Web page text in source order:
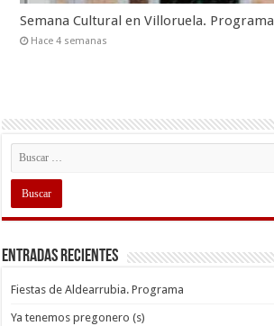
Semana Cultural en Villoruela. Programa
Hace 4 semanas
Entradas recientes
Fiestas de Aldearrubia. Programa
Ya tenemos pregonero (s)